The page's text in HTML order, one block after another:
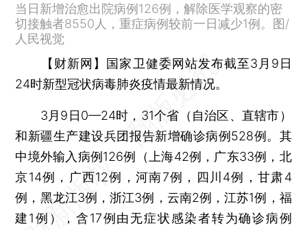
当日新增治愈出院病例126例，解除医学观察的密
切接触者8550人，重症病例较前一日减少1例。图/
人民视觉
【财新网】 国家卫健委网站发布截至3月9日
24时新型冠状病毒肺炎疫情最新情况。
3月9日0—24时，31个省（自治区、直辖市）
和新疆生产建设兵团报告新增确诊病例528例。其
中境外输入病例126例（上海42例，广东33例，北
京14例，广西12例，河南7例，四川4例，甘肃4
例，黑龙江3例，浙江3例，云南2例，江苏1例，福
建1例），含17例由无症状感染者转为确诊病例